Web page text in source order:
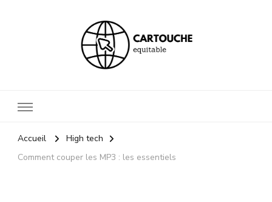
Accueil
High tech
Comment couper les MP3 : les essentiels